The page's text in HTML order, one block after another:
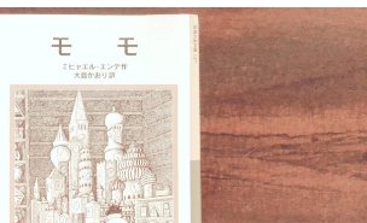
マ画
書
プ
ロ
お